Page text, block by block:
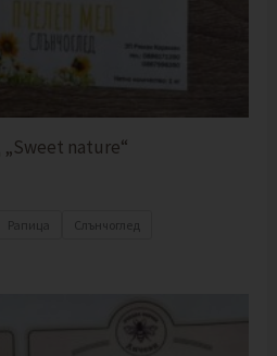
nature“
Рапица Слънчоглед